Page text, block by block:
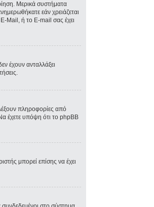
Μερικά συστήματα
εάν χρειάζεται
E-Mail, ή το E-mail σας έχει
έχουν ανταλλάξει
πληροφορίες από
έχετε υπόψη ότι το phpBB
μπορεί επίσης να έχει